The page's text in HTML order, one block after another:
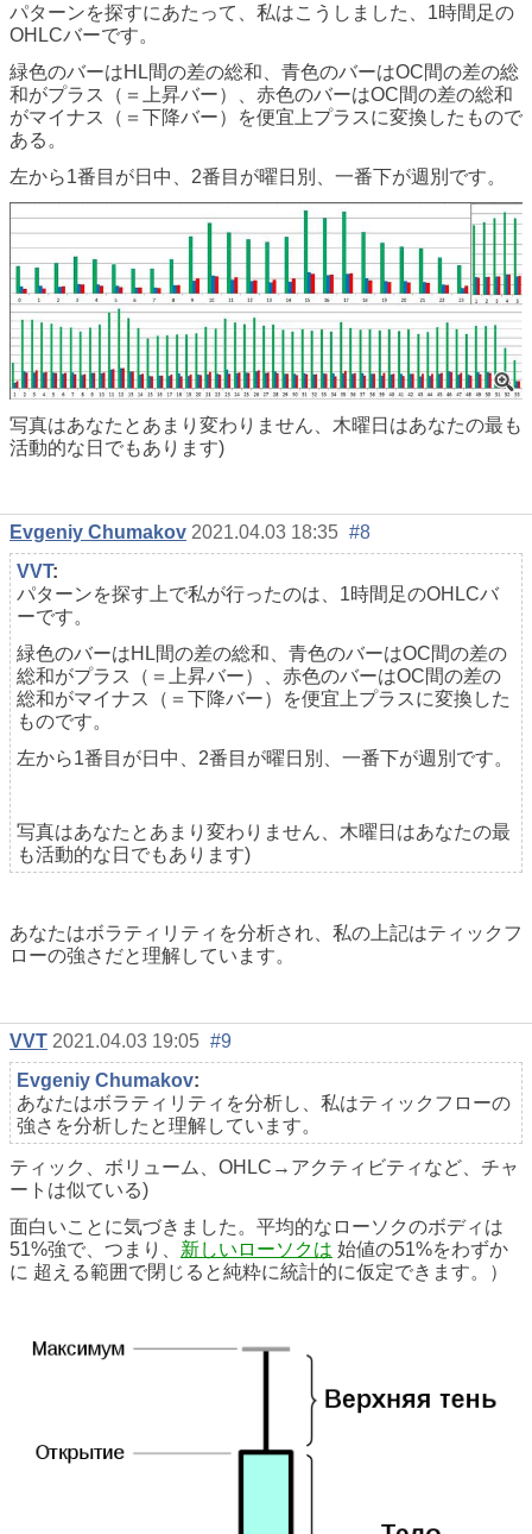
パターンを探すにあたって、私はこうしました、1時間足の
OHLCバーです。
緑色のバーはHL間の差の総和、青色のバーはOC間の差の総
和がプラス（＝上昇バー）、赤色のバーはOC間の差の総和
がマイナス（＝下降バー）を便宜上プラスに変換したもので
ある。
左から1番目が日中、2番目が曜日別、一番下が週別です。
写真はあなたとあまり変わりません、木曜日はあなたの最も
活動的な日でもあります)
Evgeniy Chumakov 2021.04.03 18:35 #8
VVT:
パターンを探す上で私が行ったのは、1時間足のOHLCバ
ーです。
緑色のバーはHL間の差の総和、青色のバーはOC間の差の
総和がプラス（＝上昇バー）、赤色のバーはOC間の差の
総和がマイナス（＝下降バー）を便宜上プラスに変換した
ものです。
左から1番目が日中、2番目が曜日別、一番下が週別です。
写真はあなたとあまり変わりません、木曜日はあなたの最
も活動的な日でもあります)
あなたはボラティリティを分析され、私の上記はティックフ
ローの強さだと理解しています。
VVT 2021.04.03 19:05 #9
Evgeniy Chumakov:
あなたはボラティリティを分析し、私はティックフローの
強さを分析したと理解しています。
ティック、ボリューム、OHLC→アクティビティなど、チャ
ートは似ている)
面白いことに気づきました。平均的なローソクのボディは
51%強で、つまり、 新しいローソクは 始値の51%をわずか
に 超える範囲で閉じると純粋に統計的に仮定できます。）